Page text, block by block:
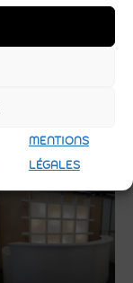
MENTIONS
LÉGALES